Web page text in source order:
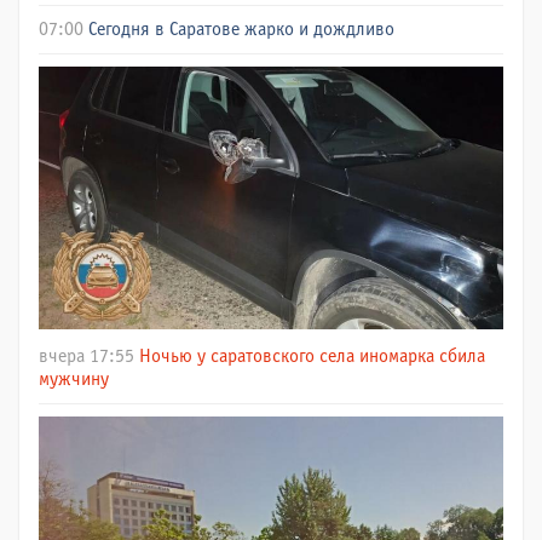
07:00 Сегодня в Саратове жарко и дождливо
вчера 17:55 Ночью у саратовского села иномарка сбила
мужчину